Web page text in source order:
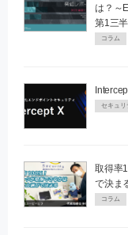
は？～
第1三
コラム
取得率
で決ま
コラム